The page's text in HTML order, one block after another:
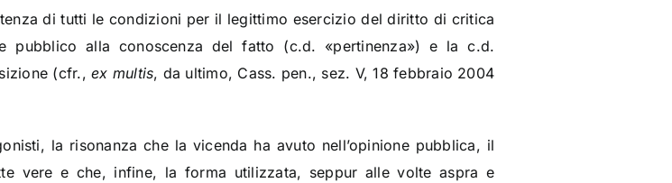
di tutti le condizioni per il legittimo esercizio del diritto di critica
pubblico alla conoscenza del fatto (c.d. «pertinenza») e la c.d.
(cfr.,ex multis, da ultimo, Cass. pen., sez. V, 18 febbraio 2004
la risonanza che la vicenda ha avuto nell’opinione pubblica, il
vere e che, infine, la forma utilizzata, seppur alle volte aspra e